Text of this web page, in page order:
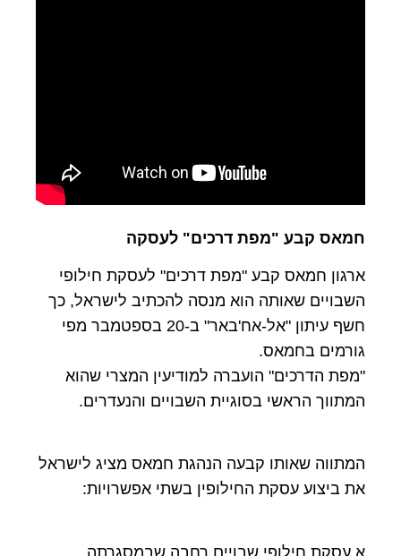
חמאס קבע "מפת דרכים" לעסקה
ארגון חמאס קבע "מפת דרכים" לעסקת חילופי
השבויים שאותה הוא מנסה להכתיב לישראל, כך
חשף עיתון "אל-אח'באר" ב-20 בספטמבר מפי
גורמים בחמאס.
"מפת הדרכים" הועברה למודיעין המצרי שהוא
המתווך הראשי בסוגיית השבויים והנעדרים.
המתווה שאותו קבעה הנהגת חמאס מציג לישראל
את ביצוע עסקת החילופין בשתי אפשרויות:
א.עסקת חילופי שבויים רחבה שבמסגרתה